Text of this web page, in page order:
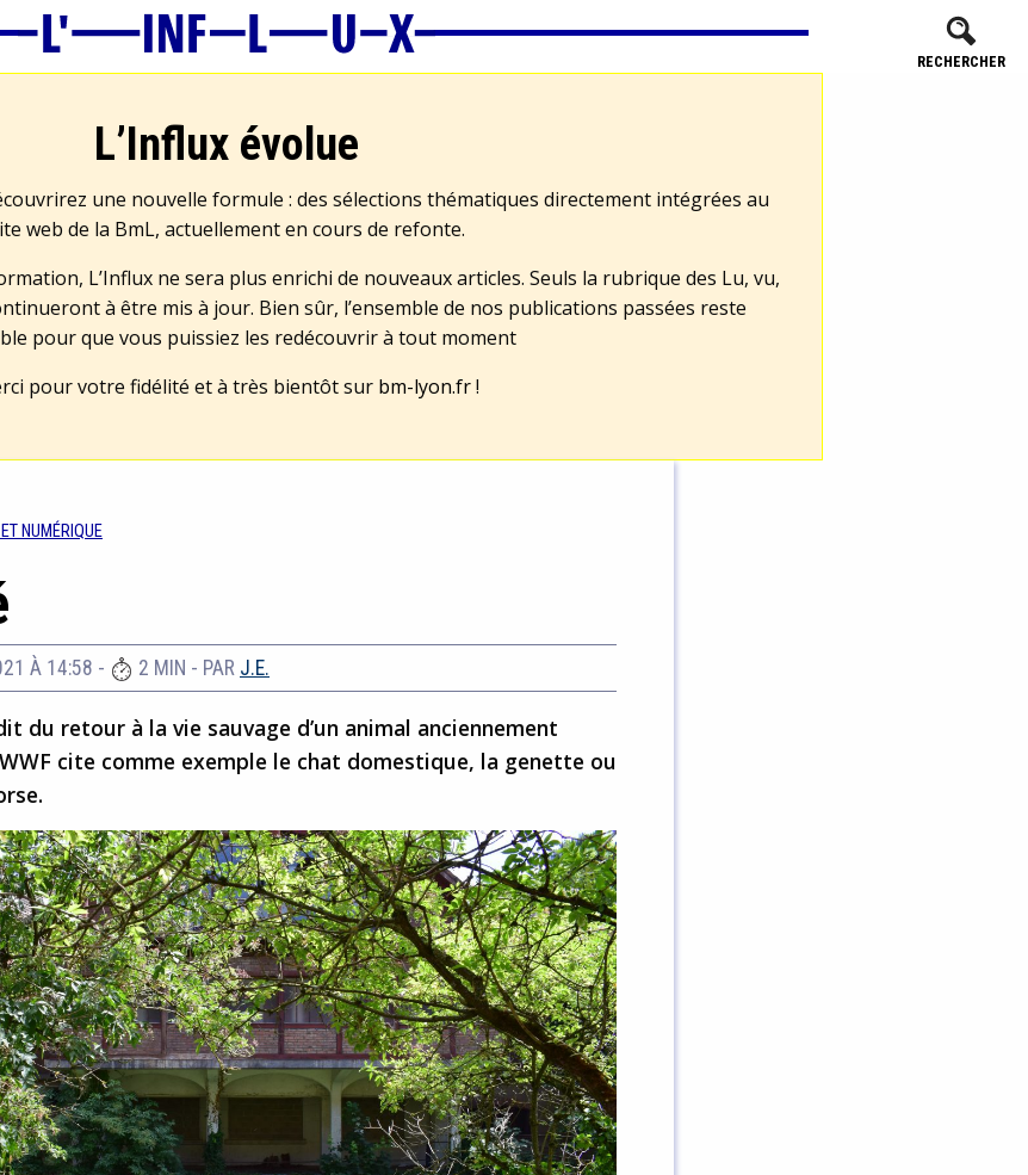
RECHERCHER
L’Influx évolue
une nouvelle formule : des sélections thématiques directement intégrées au
web de la BmL, actuellement en cours de refonte.
L’Influx ne sera plus enrichi de nouveaux articles. Seuls la rubrique des Lu, vu,
à être mis à jour. Bien sûr, l’ensemble de nos publications passées reste
pour que vous puissiez les redécouvrir à tout moment
pour votre fidélité et à très bientôt sur bm-lyon.fr!
NUMÉRIQUE
À 14:58 - 2 MIN - PAR J.E.
du retour à la vie sauvage d’un animal anciennement
cite comme exemple le chat domestique, la genette ou